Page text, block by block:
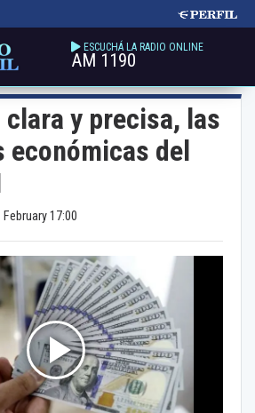
ESCUCHÁ LA RADIO ONLINE
AM 1190
clara y precisa, las
económicas del
February 17:00